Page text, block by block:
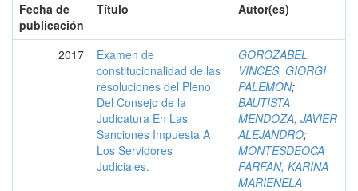
Fecha de
publicación
Título Autor(es)
2017
Examen de
constitucionalidad de las
resoluciones del Pleno
Del Consejo de la
Judicatura En Las
Sanciones Impuesta A
Los Servidores
Judiciales.
GOROZABEL
VINCES, GIORGI
PALEMON;
BAUTISTA
MENDOZA, JAVIER
ALEJANDRO;
MONTESDEOCA
FARFAN, KARINA
MARIENELA